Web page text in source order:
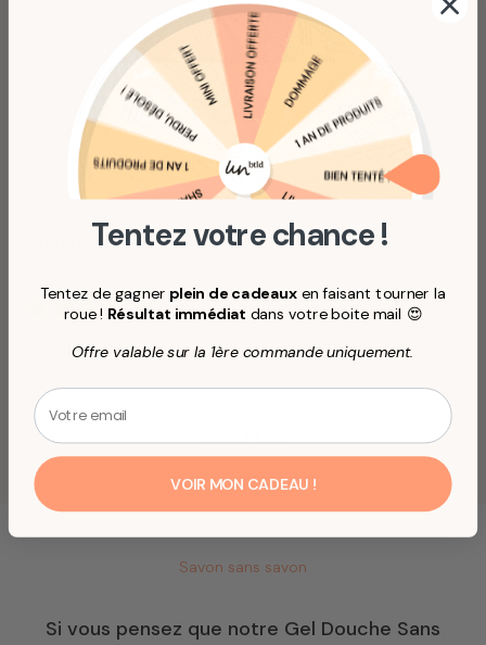
Bonjour Jean-Noël,
Nous sommes navrés pour cela.
Nous vous invitons à contacter notre équipe à
hello@unbottled.co(pas .com) afin qu'elle puisse
échanger avec vous et trouver une solution
adaptée.
Belle journée,
Chachaa2
27/07/2025
Bon parfum!
VOIR PLUS
Savon sans savon
Si vous pensez que notre Gel Douche Sans
Tentez votre chance !
Tentez de gagner plein de cadeauxen faisant tourner la
roue ! Résultat immédiat dans votre boite mail 😍
Offre valable sur la 1ère commande uniquement.
Email
VOIR MON CADEAU !